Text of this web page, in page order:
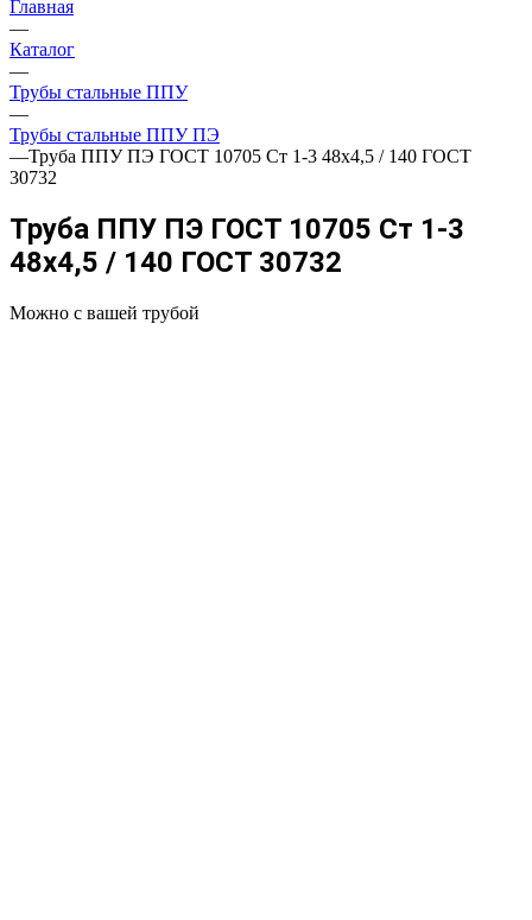
Главная
—
Каталог
—
Трубы стальные ППУ
—
Трубы стальные ППУ ПЭ
—Труба ППУ ПЭ ГОСТ 10705 Ст 1-3 48x4,5 / 140 ГОСТ
30732
Труба ППУ ПЭ ГОСТ 10705 Ст 1-3
48x4,5 / 140 ГОСТ 30732
Можно с вашей трубой